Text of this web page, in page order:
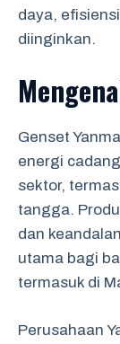
daya,
diinginkan.
Genset
energi
sektor,
tangga.
dan
utama bagi
termasuk di
Perusahaan